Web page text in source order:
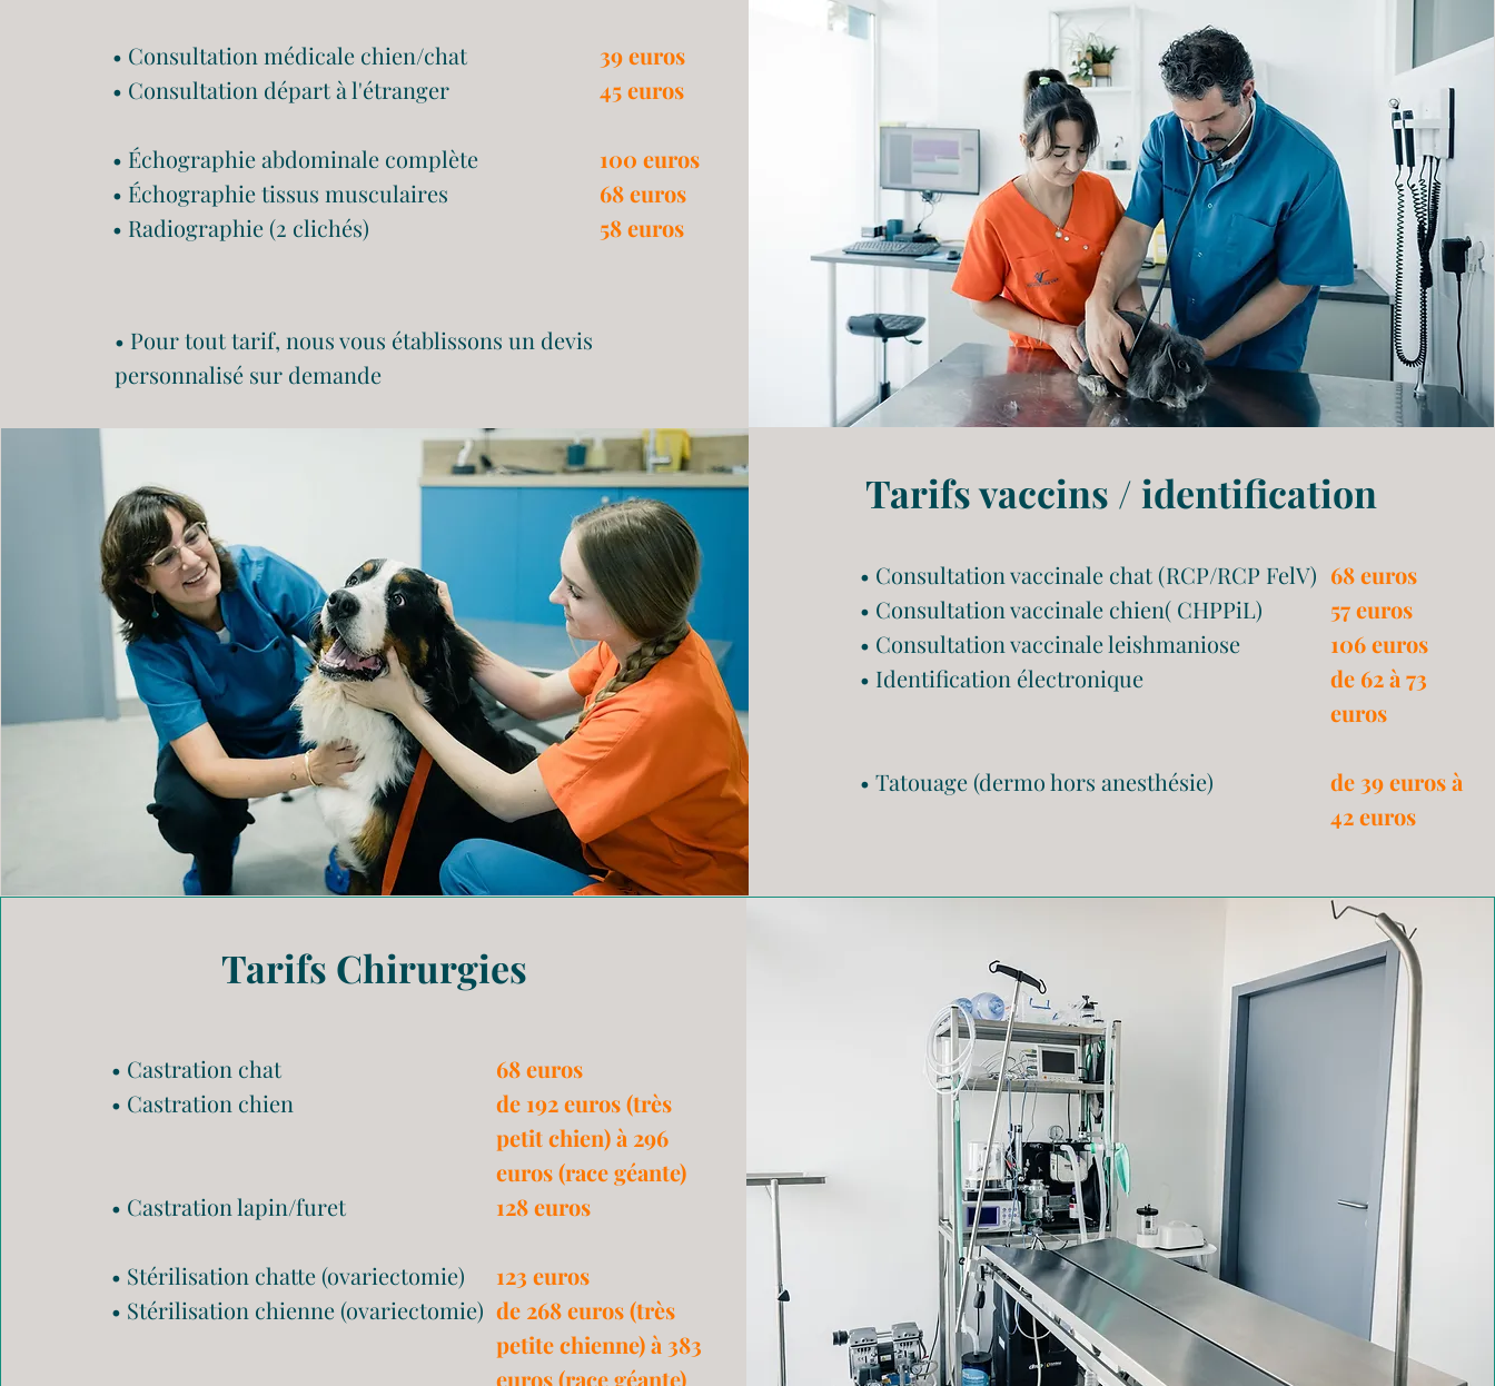
• Consultation médicale chien/chat
• Consultation départ à l'étranger
• Échographie abdominale complète
• Échographie tissus musculaires
• Radiographie (2 clichés)
39 euros
45 euros
100 euros
68 euros
58 euros
• Pour tout tarif, nous vous établissons un devis
personnalisé sur demande
Tarifs vaccins / identification
• Consultation vaccinale chat (RCP/RCP FelV)
• Consultation vaccinale chien( CHPPiL)
• Consultation vaccinale leishmaniose
• Identification électronique
• Tatouage (dermo hors anesthésie)
68 euros
57 euros
106 euros
de 62 à 73
euros
de 39 euros à
42 euros
Tarifs Chirurgies
• Castration chat
• Castration chien
• Castration lapin/furet
• Stérilisation chatte (ovariectomie)
• Stérilisation chienne (ovariectomie)
68 euros
de 192 euros (très
petit chien) à 296
euros (race géante)
128 euros
123 euros
de 268 euros (très
petite chienne) à 383
euros (race géante)